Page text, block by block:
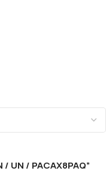
UN / PACAX8PAQ”